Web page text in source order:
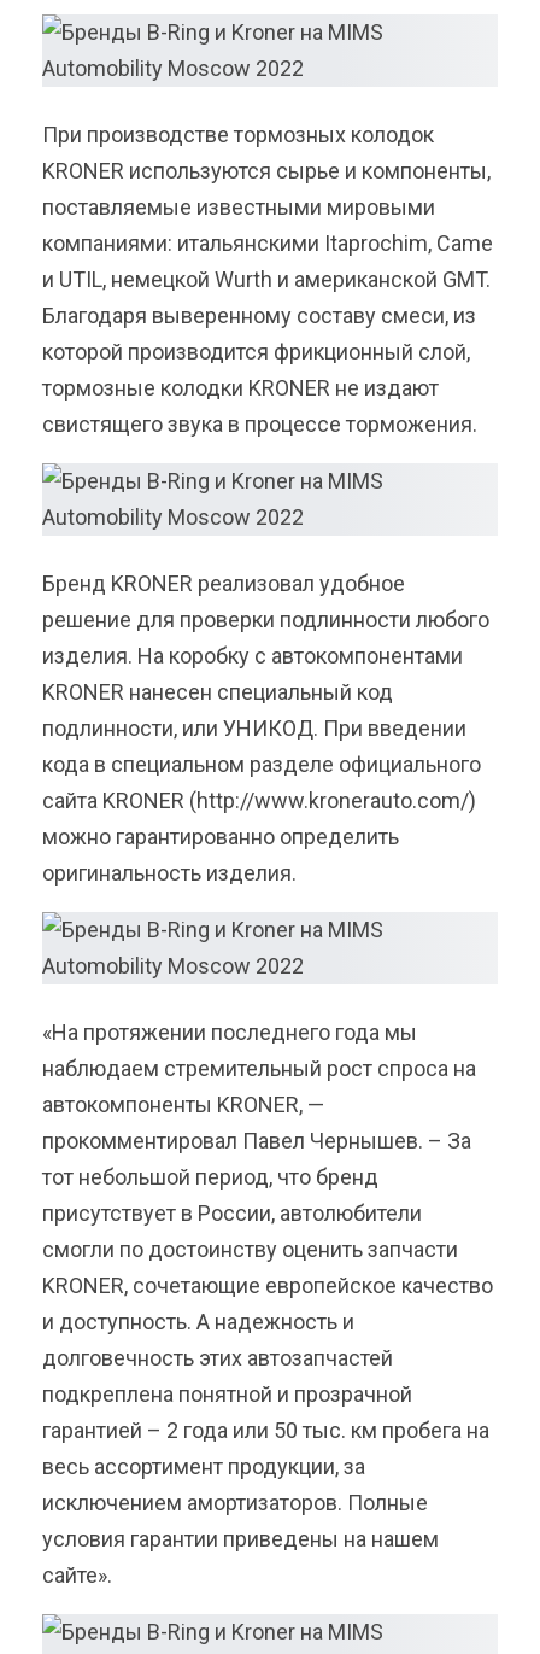
При производстве тормозных колодок
KRONER используются сырье и компоненты,
поставляемые известными мировыми
компаниями: итальянскими Itaprochim, Came
и UTIL, немецкой Wurth и американской GMT.
Благодаря выверенному составу смеси, из
которой производится фрикционный слой,
тормозные колодки KRONER не издают
свистящего звука в процессе торможения.
Бренд KRONER реализовал удобное
решение для проверки подлинности любого
изделия. На коробку с автокомпонентами
KRONER нанесен специальный код
подлинности, или УНИКОД. При введении
кода в специальном разделе официального
сайта KRONER (http://www.kronerauto.com/)
можно гарантированно определить
оригинальность изделия.
«На протяжении последнего года мы
наблюдаем стремительный рост спроса на
автокомпоненты KRONER, —
прокомментировал Павел Чернышев. – За
тот небольшой период, что бренд
присутствует в России, автолюбители
смогли по достоинству оценить запчасти
KRONER, сочетающие европейское качество
и доступность. А надежность и
долговечность этих автозапчастей
подкреплена понятной и прозрачной
гарантией – 2 года или 50 тыс. км пробега на
весь ассортимент продукции, за
исключением амортизаторов. Полные
условия гарантии приведены на нашем
сайте».